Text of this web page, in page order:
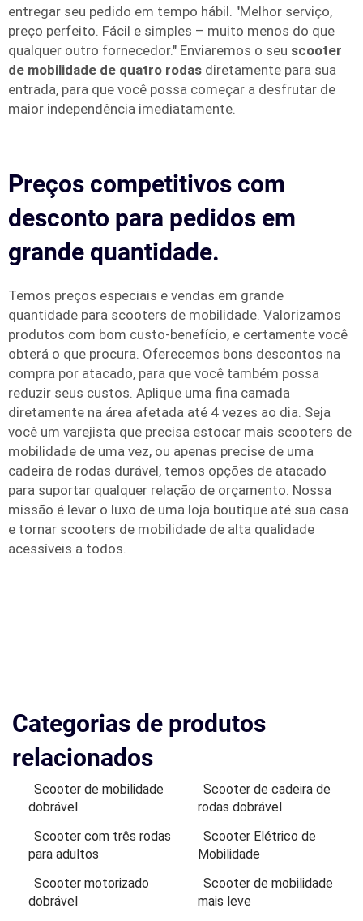
entregar seu pedido em tempo hábil. "Melhor serviço,
preço perfeito. Fácil e simples – muito menos do que
qualquer outro fornecedor." Enviaremos o seu scooter
de mobilidade de quatro rodas diretamente para sua
entrada, para que você possa começar a desfrutar de
maior independência imediatamente.
Preços competitivos com
desconto para pedidos em
grande quantidade.
Temos preços especiais e vendas em grande
quantidade para scooters de mobilidade. Valorizamos
produtos com bom custo-benefício, e certamente você
obterá o que procura. Oferecemos bons descontos na
compra por atacado, para que você também possa
reduzir seus custos. Aplique uma fina camada
diretamente na área afetada até 4 vezes ao dia. Seja
você um varejista que precisa estocar mais scooters de
mobilidade de uma vez, ou apenas precise de uma
cadeira de rodas durável, temos opções de atacado
para suportar qualquer relação de orçamento. Nossa
missão é levar o luxo de uma loja boutique até sua casa
e tornar scooters de mobilidade de alta qualidade
acessíveis a todos.
Categorias de produtos
relacionados
Scooter de mobilidade
dobrável
Scooter de cadeira de
rodas dobrável
Scooter com três rodas
para adultos
Scooter Elétrico de
Mobilidade
Scooter motorizado
dobrável
Scooter de mobilidade
mais leve